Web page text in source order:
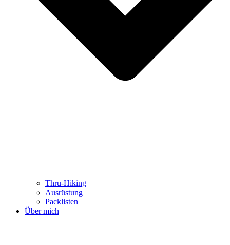
Thru-Hiking
Ausrüstung
Packlisten
Über mich